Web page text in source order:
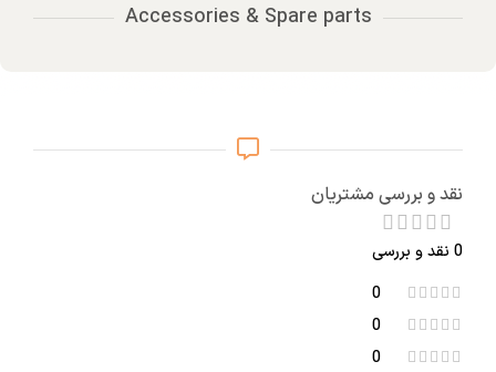
Accessories & Spare parts
نقد و بررسی مشتریان
0 نقد و بررسی
0
0
0